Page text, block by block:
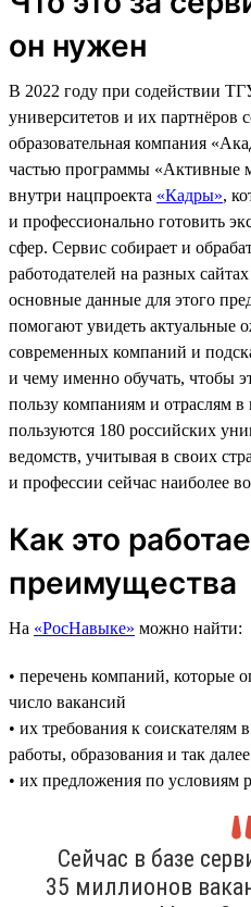
он нужен
В 2022 году при содействии
университетов и их партнёров
образовательная компания
частью программы «Активные
внутри нацпроекта «Кадры»,
и профессионально готовить
сфер. Сервис собирает и
работодателей на разных
основные данные для этого
помогают увидеть актуальные
современных компаний и
и чему именно обучать, чтобы
пользу компаниям и отраслям
пользуются 180 российских
ведомств, учитывая в своих
и профессии сейчас наиболее
Как это
преимущества
На «РосНавыке» можно найти:
• перечень компаний, которые
число вакансий
• их требования к соискателям
работы, образования и так далее
• их предложения по условиям
Сейчас в базе
35 миллионов